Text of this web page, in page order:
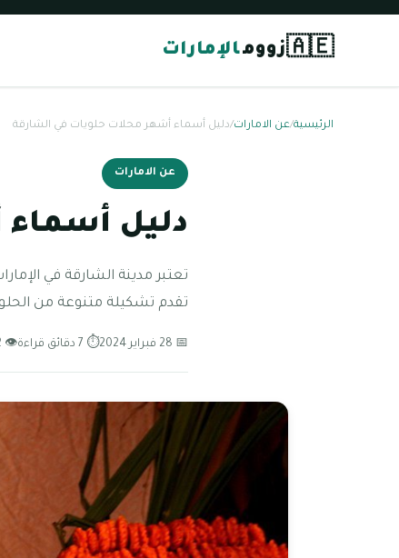
🇦🇪زوومالإمارات
الرئيسية/عن الامارات/دليل أسماء أشهر محلات حلويات في الشارقة
عن الامارات
دليل
تعتبر مدينة الشارقة في
تقدم تشكيلة متنوعة من
📅 28 فبراير 2024 ⏱ 7 دقائق قراءة 👁 232 مشاهدة